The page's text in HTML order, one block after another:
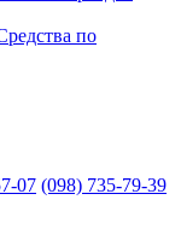
по
07 (098) 735-79-39